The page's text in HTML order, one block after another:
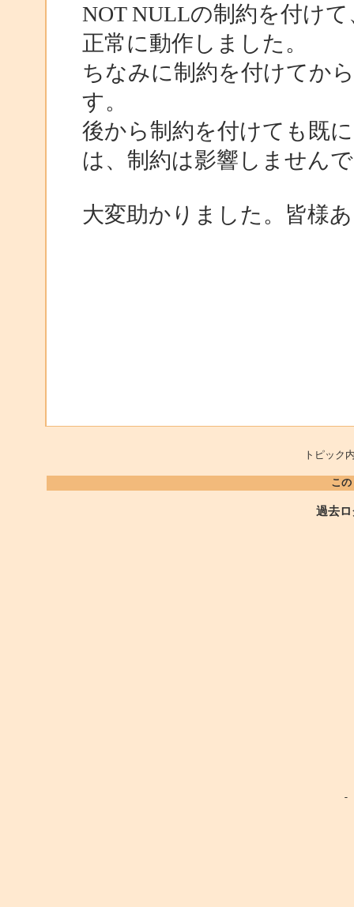
NOT NULLの制約を付け
正常に動作しました。
ちなみに制約を付けてか
す。
後から制約を付けても既
は、制約は影響しません
大変助かりました。皆様
トピッ
こ
過去